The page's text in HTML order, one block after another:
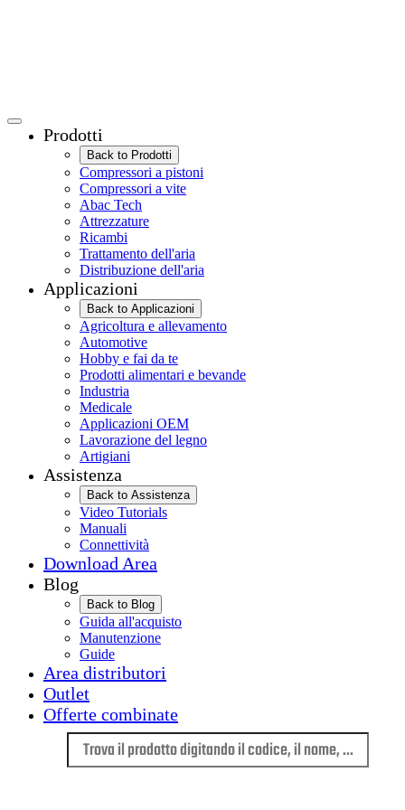
Prodotti
Back to Prodotti
Compressori a pistoni
Compressori a vite
Abac Tech
Attrezzature
Ricambi
Trattamento dell'aria
Distribuzione dell'aria
Applicazioni
Back to Applicazioni
Agricoltura e allevamento
Automotive
Hobby e fai da te
Prodotti alimentari e bevande
Industria
Medicale
Applicazioni OEM
Lavorazione del legno
Artigiani
Assistenza
Back to Assistenza
Video Tutorials
Manuali
Connettività
Download Area
Blog
Back to Blog
Guida all'acquisto
Manutenzione
Guide
Area distributori
Outlet
Offerte combinate